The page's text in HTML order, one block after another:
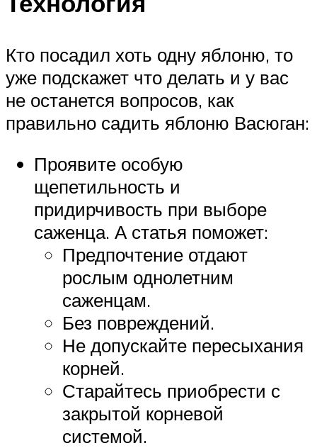
Кто посадил хоть одну яблоню, то
уже подскажет что делать и у вас
не останется вопросов, как
правильно садить яблоню Васюган:
Проявите особую
щепетильность и
придирчивость при выборе
саженца. А статья поможет:
Предпочтение отдают
рослым однолетним
саженцам.
Без повреждений.
Не допускайте пересыхания
корней.
Старайтесь приобрести с
закрытой корневой
системой.